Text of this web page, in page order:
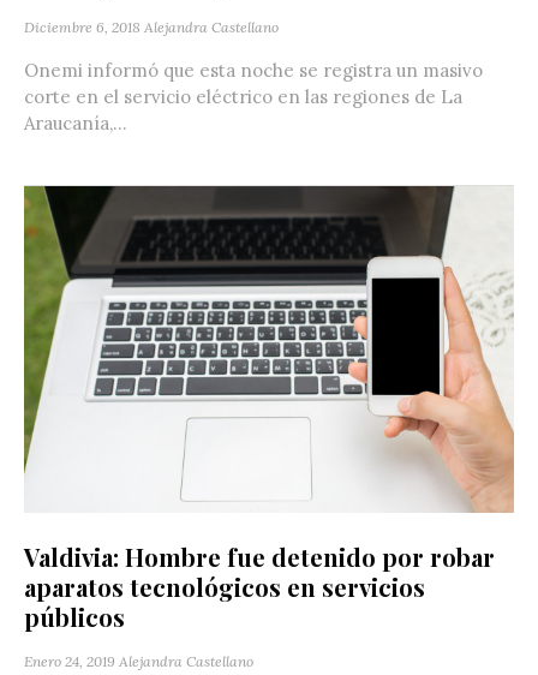
Diciembre 6, 2018 Alejandra Castellano
Onemi informó que esta noche se registra un masivo
corte en el servicio eléctrico en las regiones de La
Araucanía,...
Valdivia: Hombre fue detenido por robar
aparatos tecnológicos en servicios
públicos
Enero 24, 2019 Alejandra Castellano